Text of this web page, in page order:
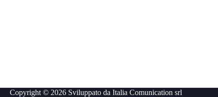
Copyright © 2026 Sviluppato daItalia Comunication srl